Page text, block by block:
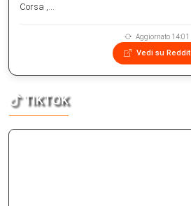
Corsa ,...
Aggiornato 14:01
Vedi su Reddit
TIKTOK